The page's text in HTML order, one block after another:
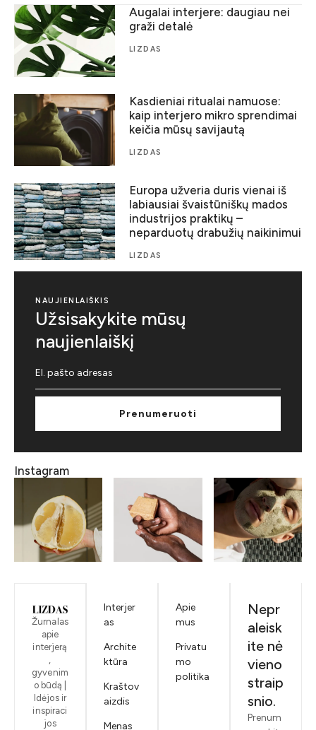
Augalai interjere: daugiau nei
graži detalė
LIZDAS
Kasdieniai ritualai namuose:
kaip interjero mikro sprendimai
keičia mūsų savijautą
LIZDAS
Europa užveria duris vienai iš
labiausiai švaistūniškų mados
industrijos praktikų –
neparduotų drabužių naikinimui
LIZDAS
NAUJIENLAIŠKIS
Užsisakykite mūsų
naujienlaiškį
Prenumeruoti
Instagram
Žurnalas
apie
interjerą
,
gyvenim
o būdą |
Idėjos ir
inspiraci
jos
Interjer
as
Archite
ktūra
Kraštov
aizdis
Menas
Apie
mus
Privatu
mo
politika
Nepr
aleisk
ite nė
vieno
straip
snio.
Prenum